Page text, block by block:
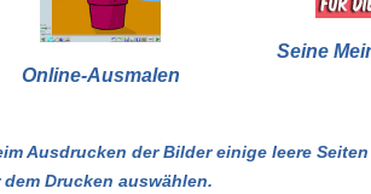
Online-Ausmalen
Seine
Ausdrucken der Bilder einige leere
Drucken auswählen.